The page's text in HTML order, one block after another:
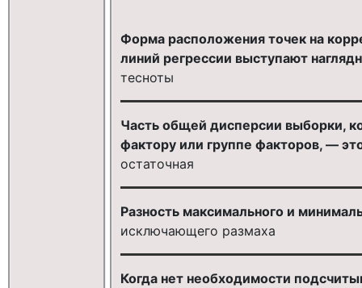
Форма расположения точек на
линий регрессии выступают
тесноты
Часть общей дисперсии выборки,
фактору или группе факторов, —
остаточная
Разность максимального и
исключающего размаха
Когда нет необходимости